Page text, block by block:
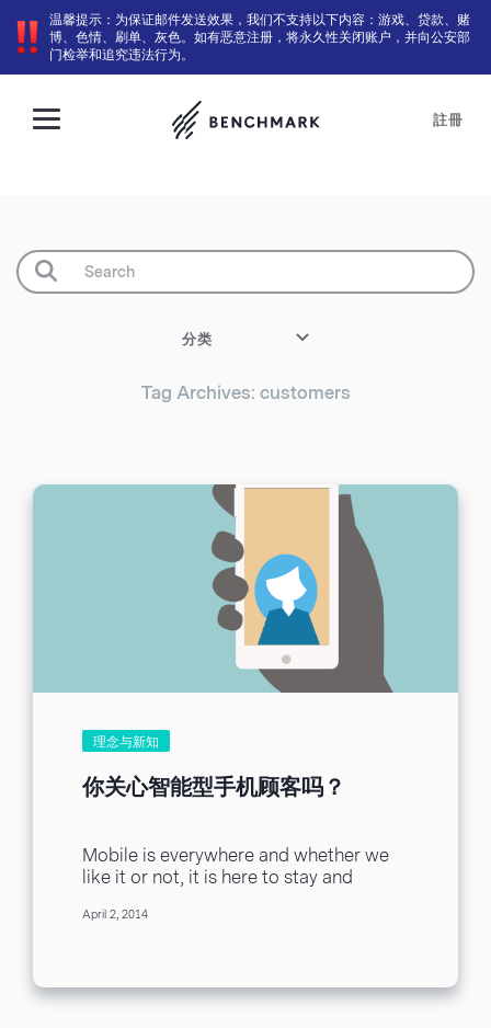
温馨提示：为保证邮件发送效果，我们不支持以下内容：游戏、贷款、赌
博、色情、刷单、灰色。如有恶意注册，将永久性关闭账户，并向公安部
门检举和追究违法行为。
註冊
分类
Tag Archives: customers
理念与新知
你关心智能型手机顾客吗？
Mobile is everywhere and whether we
like it or not, it is here to stay and
April 2, 2014